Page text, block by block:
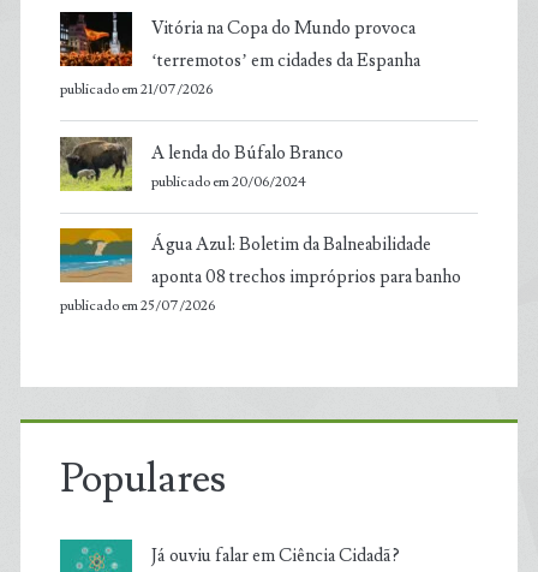
Vitória na Copa do Mundo provoca
‘terremotos’ em cidades da Espanha
publicado em 21/07/2026
A lenda do Búfalo Branco
publicado em 20/06/2024
Água Azul: Boletim da Balneabilidade
aponta 08 trechos impróprios para banho
publicado em 25/07/2026
Populares
Já ouviu falar em Ciência Cidadã?